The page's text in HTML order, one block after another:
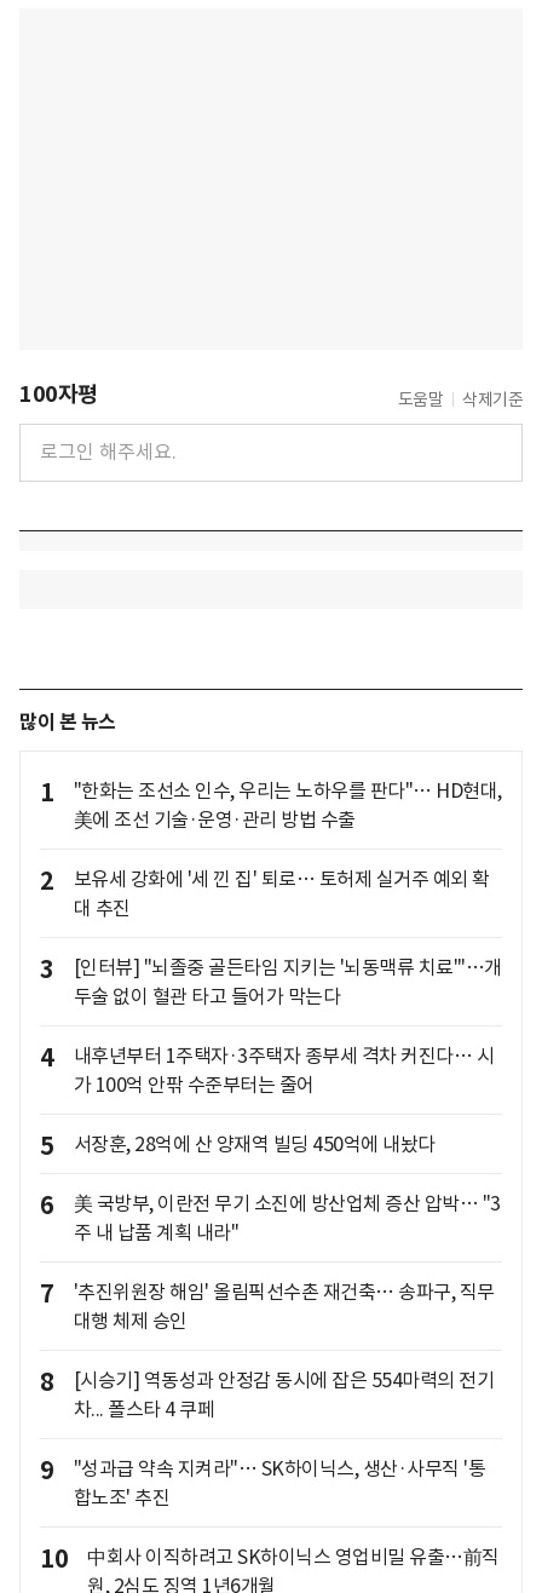
100자평 도움말 삭제기준
많이 본 뉴스
1
"한화는 조선소 인수, 우리는 노하우를 판다"… HD현대,
美에 조선 기술·운영·관리 방법 수출
2
보유세 강화에 '세 낀 집' 퇴로… 토허제 실거주 예외 확
대 추진
3
[인터뷰] "뇌졸중 골든타임 지키는 '뇌동맥류 치료'"…개
두술 없이 혈관 타고 들어가 막는다
4
내후년부터 1주택자·3주택자 종부세 격차 커진다… 시
가 100억 안팎 수준부터는 줄어
5 서장훈, 28억에 산 양재역 빌딩 450억에 내놨다
6
美 국방부, 이란전 무기 소진에 방산업체 증산 압박… "3
주 내 납품 계획 내라"
7
'추진위원장 해임' 올림픽선수촌 재건축… 송파구, 직무
대행 체제 승인
8
[시승기] 역동성과 안정감 동시에 잡은 554마력의 전기
차... 폴스타 4 쿠페
9
"성과급 약속 지켜라"… SK하이닉스, 생산·사무직 '통
합노조' 추진
10
中회사 이직하려고 SK하이닉스 영업비밀 유출…前직
원, 2심도 징역 1년6개월